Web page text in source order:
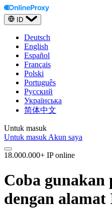
ID
Deutsch
English
Español
Français
Polski
Português
Русский
Українська
简体中文
Untuk masuk
Untuk masuk Akun saya
18.000.000+ IP online
Coba gunakan
dengan